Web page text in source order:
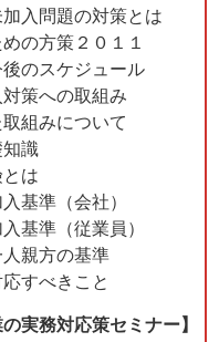
入問題の対策とは
の方策２０１１
後のスケジュール
策への取組み
組みについて
識
は
基準（会社）
基準（従業員）
親方の基準
すべきこと
実務対応策セミナー】